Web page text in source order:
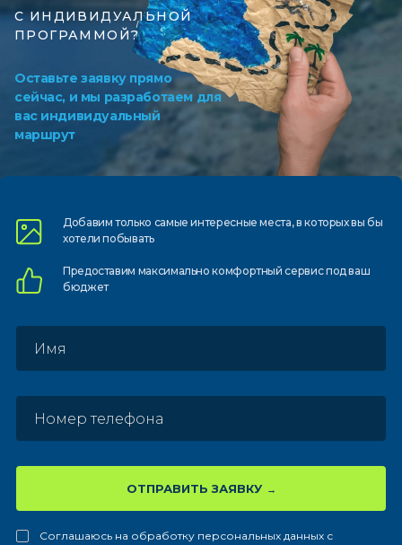
С ИНДИВИДУАЛЬНОЙ
ПРОГРАММОЙ?
Оставьте заявку прямо
сейчас, и мы разработаем для
вас индивидуальный
маршрут
Добавим только самыеинтересные места, в которыхвы бы
хотели побывать
Предоставим максимально комфортныйсервис под ваш
бюджет
ОТПРАВИТЬ ЗАЯВКУ
Соглашаюсь на обработку персональных данных с